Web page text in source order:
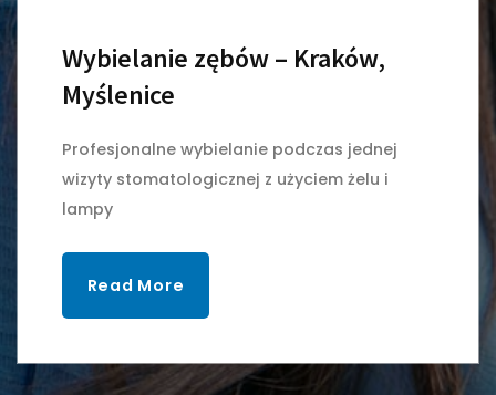
Wybielanie zębów – Kraków,
Myślenice
Profesjonalne wybielanie podczas jednej
wizyty stomatologicznej z użyciem żelu i
lampy
Read More